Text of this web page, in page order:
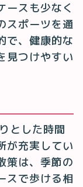
ースも少なく
スポーツを通
で、健康的な
見つけやすい
とした時間
が充実してい
策は、季節の
スで歩ける相